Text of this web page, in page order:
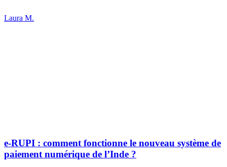
Laura M.
e-RUPI : comment fonctionne le nouveau système de
paiement numérique de l’Inde ?